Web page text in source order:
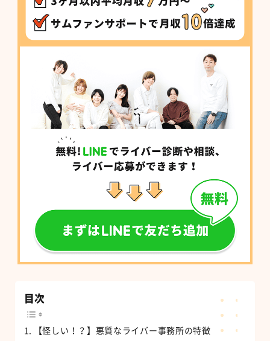
目次
【怪しい！？】悪質なライバー事務所の特徴